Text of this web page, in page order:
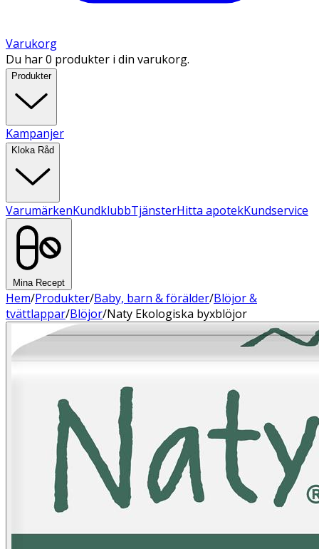
Varukorg
Du har 0 produkter i din varukorg.
Produkter
Kampanjer
Kloka Råd
VarumärkenKundklubbTjänsterHitta apotekKundservice
Mina Recept
Hem/Produkter/Baby, barn & förälder/Blöjor &
tvättlappar/Blöjor/Naty Ekologiska byxblöjor